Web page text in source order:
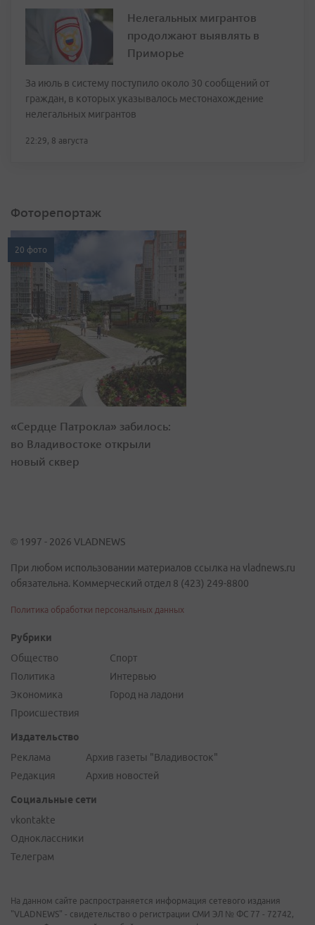
Нелегальных мигрантов
продолжают выявлять в
Приморье
За июль в систему поступило около 30 сообщений от
граждан, в которых указывалось местонахождение
нелегальных мигрантов
22:29, 8 августа
Фоторепортаж
20 фото
«Сердце Патрокла» забилось:
во Владивостоке открыли
новый сквер
© 1997 - 2026 VLADNEWS
При любом использовании материалов ссылка на vladnews.ru
обязательна. Коммерческий отдел 8 (423) 249-8800
Политика обработки персональных данных
Рубрики
Общество
Политика
Экономика
Происшествия
Спорт
Интервью
Город на ладони
Издательство
Реклама
Редакция
Архив газеты "Владивосток"
Архив новостей
Социальные сети
vkontakte
Одноклассники
Телеграм
На данном сайте распространяется информация сетевого издания
"VLADNEWS" - свидетельство о регистрации СМИ ЭЛ № ФС 77 - 72742,